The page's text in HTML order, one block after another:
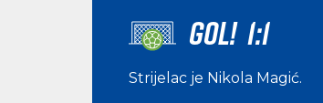
GOL! 1:1
Strijelac je Nikola Magić.